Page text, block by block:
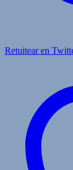
Retuitear en